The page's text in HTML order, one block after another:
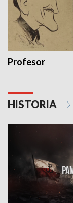
Profesor
HISTORIA